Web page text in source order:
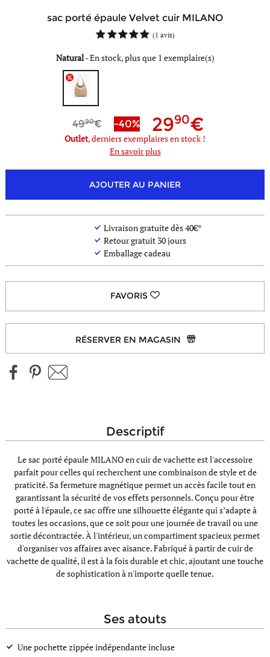
sac porté épaule Velvet cuir MILANO
(1 avis)
Natural-En stock, plus que 1 exemplaire(s)
4990 -40% 2990
Outlet, derniers exemplaires en stock !
En savoir plus
AJOUTER AU PANIER
Livraison gratuite dès 40€*
Retour gratuit 30 jours
Emballage cadeau
RÉSERVER EN MAGASIN
descriptif
Le sac porté épaule MILANO en cuir de vachette est l'accessoire
parfait pour celles qui recherchent une combinaison de style et de
praticité. Sa fermeture magnétique permet un accès facile tout en
garantissant la sécurité de vos effets personnels. Conçu pour être
porté à l'épaule, ce sac offre une silhouette élégante qui s’adapte à
toutes les occasions, que ce soit pour une journée de travail ou une
sortie décontractée. À l'intérieur, un compartiment spacieux permet
d'organiser vos affaires avec aisance. Fabriqué à partir de cuir de
vachette de qualité, il est à la fois durable et chic, ajoutant une touche
de sophistication à n'importe quelle tenue.
ses atouts
Une pochette zippée indépendante incluse